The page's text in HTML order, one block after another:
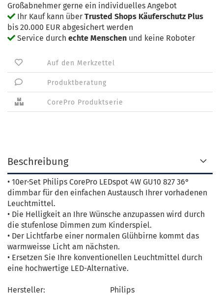
Großabnehmer gerne ein individuelles Angebot
Ihr Kauf kann über Trusted Shops Käuferschutz Plus
bis 20.000 EUR abgesichert werden
Service durch echte Menschen und keine Roboter
Auf den Merkzettel
Produktberatung
CorePro Produktserie
Beschreibung
• 10er-Set Philips CorePro LEDspot 4W GU10 827 36°
dimmbar für den einfachen Austausch Ihrer vorhadenen
Leuchtmittel.
• Die Helligkeit an Ihre Wünsche anzupassen wird durch
die stufenlose Dimmen zum Kinderspiel.
• Der Lichtfarbe einer normalen Glühbirne kommt das
warmweisse Licht am nächsten.
• Ersetzen Sie Ihre konventionellen Leuchtmittel durch
eine hochwertige LED-Alternative.
Hersteller:
Philips